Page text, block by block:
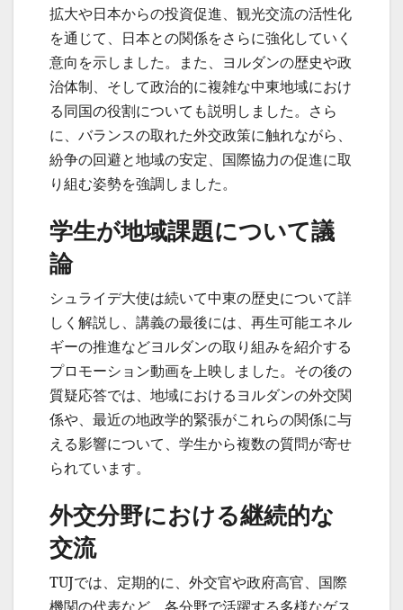
拡大や日本からの投資促進、観光交流の活性化
を通じて、日本との関係をさらに強化していく
意向を示しました。また、ヨルダンの歴史や政
治体制、そして政治的に複雑な中東地域におけ
る同国の役割についても説明しました。さら
に、バランスの取れた外交政策に触れながら、
紛争の回避と地域の安定、国際協力の促進に取
り組む姿勢を強調しました。
学生が地域課題について議
論
シュライデ大使は続いて中東の歴史について詳
しく解説し、講義の最後には、再生可能エネル
ギーの推進などヨルダンの取り組みを紹介する
プロモーション動画を上映しました。その後の
質疑応答では、地域におけるヨルダンの外交関
係や、最近の地政学的緊張がこれらの関係に与
える影響について、学生から複数の質問が寄せ
られています。
外交分野における継続的な
交流
TUJでは、定期的に、外交官や政府高官、国際